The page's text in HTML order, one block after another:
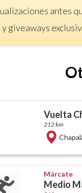
antes
giveaways
Vuelta
212 km
Márcate
Medio